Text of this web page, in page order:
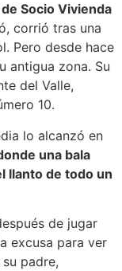
Socio Vivienda
corrió tras una
Pero desde hace
antigua zona. Su
del Valle,
10.
lo alcanzó en
una bala
llanto de todo un
de jugar
excusa para ver
padre,